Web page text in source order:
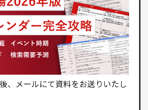
、メールにて資料をお送りいたし